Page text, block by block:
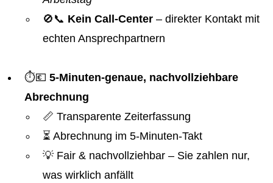
🚫📞 Kein Call-Center – direkter Kontakt mit
echten Ansprechpartnern
⏱️💶 5-Minuten-genaue, nachvollziehbare
Abrechnung
📏 Transparente Zeiterfassung
⏳ Abrechnung im 5-Minuten-Takt
💡 Fair & nachvollziehbar – Sie zahlen nur,
was wirklich anfällt